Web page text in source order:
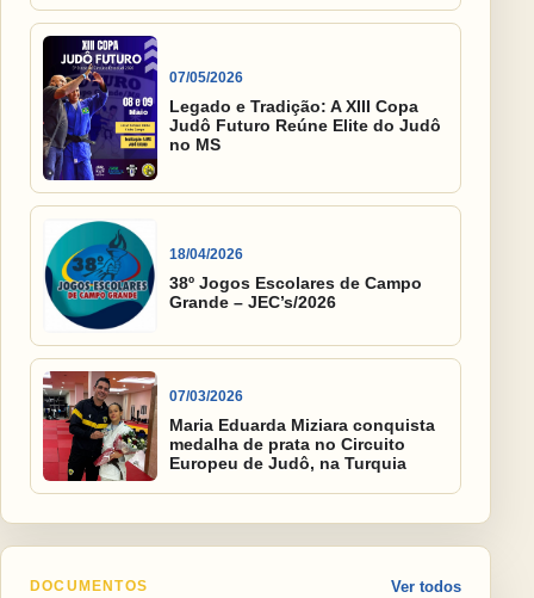
07/05/2026
Legado e Tradição: A XIII Copa
Judô Futuro Reúne Elite do Judô
no MS
18/04/2026
38º Jogos Escolares de Campo
Grande – JEC’s/2026
07/03/2026
Maria Eduarda Miziara conquista
medalha de prata no Circuito
Europeu de Judô, na Turquia
DOCUMENTOS Ver todos